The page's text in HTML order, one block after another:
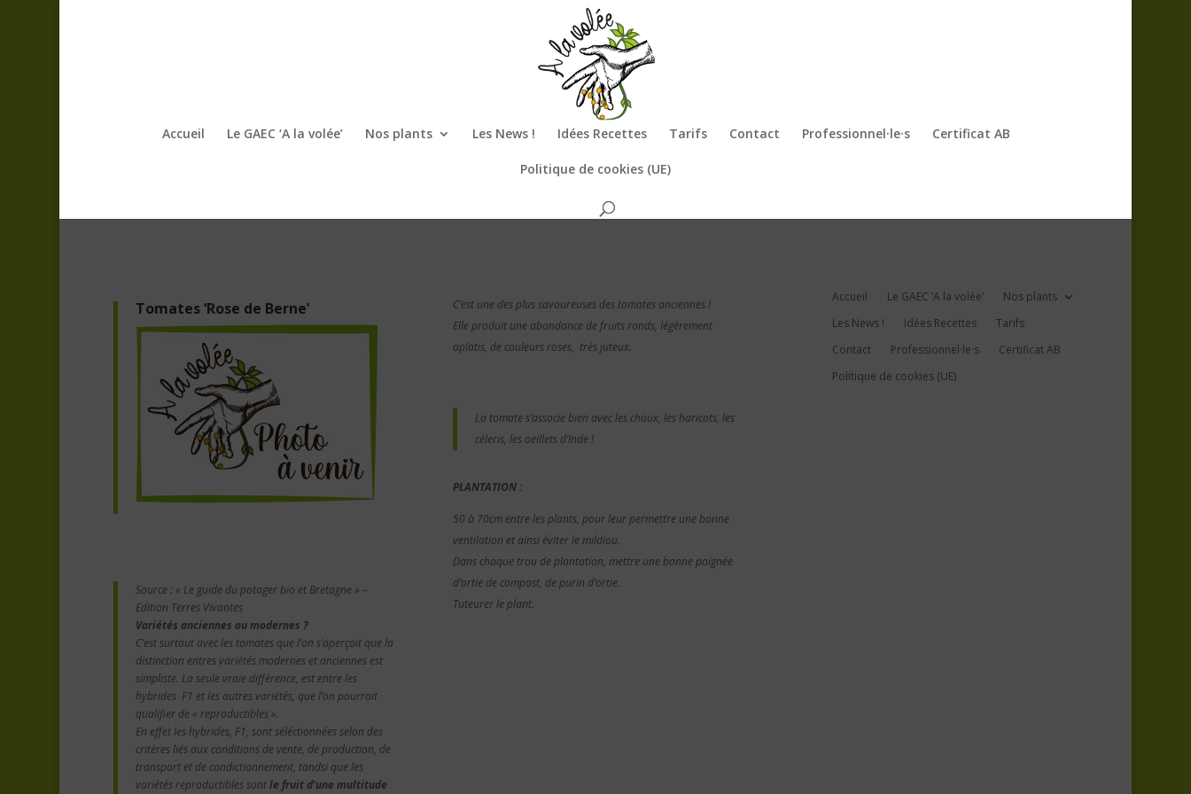
Accueil Le GAEC ‘A la volée’ Nos plants Les News ! Idées Recettes Tarifs Contact Professionnel·le·s Certificat AB
Politique de cookies (UE)
Tomates ‘Rose de Berne’
Source : « Le guide du potager bio et Bretagne » –
Edition Terres Vivantes
Variétés anciennes ou modernes ?
C’est surtout avec les tomates que l’on s’aperçoit que la
distinction entres variétés modernes et anciennes est
simpliste. La seule vraie différence, est entre les
hybrides F1 et les autres variétés, que l’on pourrait
qualifier de « reproductibles ».
En effet les hybrides, F1, sont séléctionnées selon des
critères liés aux conditions de vente, de production, de
transport et de condictionnement, tandsi que les
variétés reproductibles sontle fruit d’une multitude
C’est une des plus savoureuses des tomates anciennes !
Elle produit une abondance de fruits ronds, légèrement
aplatis, de couleurs roses, très juteux.
La tomate s’associe bien avec les choux, les haricots, les
céleris, les oeillets d’Inde !
PLANTATION :
50 à 70cm entre les plants, pour leur permettre une bonne
ventilation et ainsi éviter le mildiou.
Dans chaque trou de plantation, mettre une bonne poignée
d’ortie de compost, de purin d’ortie.
Tuteurer le plant.
Accueil Le GAEC ‘A la volée’
Nos plants
Les News !
Idées Recettes
Tarifs
Contact
Professionnel·le·s
Certificat AB
Politique de cookies (UE)